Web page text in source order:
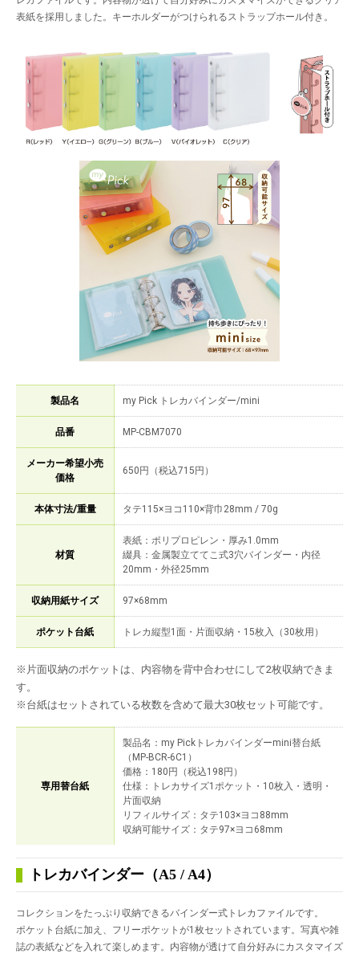
表紙を採用しました。キーホルダーがつけられるストラップホール付き。
製品名 my Pick トレカバインダー/mini
品番 MP-CBM7070
メーカー希望小売
価格
650円（税込715円）
本体寸法/重量 タテ115×ヨコ110×背巾28mm / 70g
材質
表紙：ポリプロピレン・厚み1.0mm
綴具：金属製立ててこ式3穴バインダー・内径
20mm・外径25mm
収納用紙サイズ 97×68mm
ポケット台紙 トレカ縦型1面・片面収納・15枚入（30枚用）
※片面収納のポケットは、内容物を背中合わせにして2枚収納できま
す。
※台紙はセットされている枚数を含めて最大30枚セット可能です。
専用替台紙
製品名：my Pickトレカバインダーmini替台紙
（MP-BCR-6C1）
価格：180円（税込198円）
仕様：トレカサイズ1ポケット・10枚入・透明・
片面収納
リフィルサイズ：タテ103×ヨコ88mm
収納可能サイズ：タテ97×ヨコ68mm
トレカバインダー（A5 / A4）
コレクションをたっぷり収納できるバインダー式トレカファイルです。
ポケット台紙に加え、フリーポケットが1枚セットされています。写真や雑
誌の表紙などを入れて楽しめます。内容物が透けて自分好みにカスタマイズ